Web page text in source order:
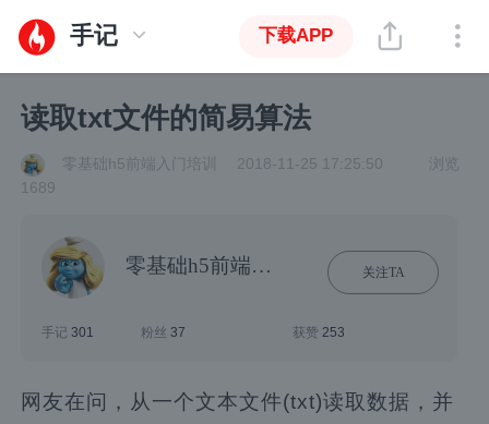
手记 下载APP
读取txt文件的简易算法
零基础h5前端入门培训 2018-11-25 17:25:50
浏览
1689
零基础h5前端入门培训 关注TA
手记301 粉丝37 获赞 253
网友在问，从一个文本文件(txt)读取数据，并